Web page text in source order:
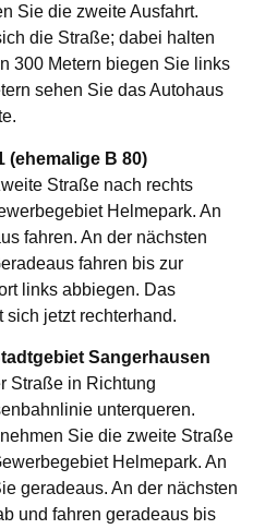
Sie die zweite Ausfahrt.
die Straße; dabei halten
300 Metern biegen Sie links
sehen Sie das Autohaus
(ehemalige B 80)
Straße nach rechts
Helmepark. An
fahren. An der nächsten
fahren bis zur
links abbiegen. Das
jetzt rechterhand.
Sangerhausen
Straße in Richtung
unterqueren.
Sie die zweite Straße
Helmepark. An
geradeaus. An der nächsten
und fahren geradeaus bis